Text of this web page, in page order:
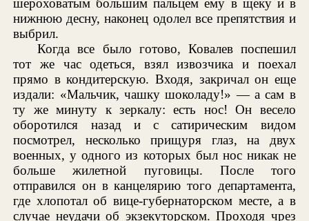
шероховатым большим пальцем ему в щеку и в
нижнюю десну, наконец одолел все препятствия и
выбрил.
Когда все было готово, Ковалев поспешил
тот же час одеться, взял извозчика и поехал
прямо в кондитерскую. Входя, закричал он еще
издали: «Мальчик, чашку шоколаду!» — а сам в
ту же минуту к зеркалу: есть нос! Он весело
оборотился назад и с сатирическим видом
посмотрел, несколько прищуря глаз, на двух
военных, у одного из которых был нос никак не
больше жилетной пуговицы. После того
отправился он в канцелярию того департамента,
где хлопотал об вице-губернаторском месте, а в
случае неудачи об экзекуторском. Проходя чрез